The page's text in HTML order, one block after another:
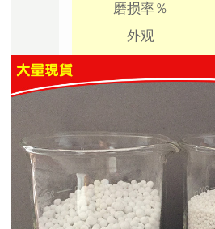
磨损率％
外观